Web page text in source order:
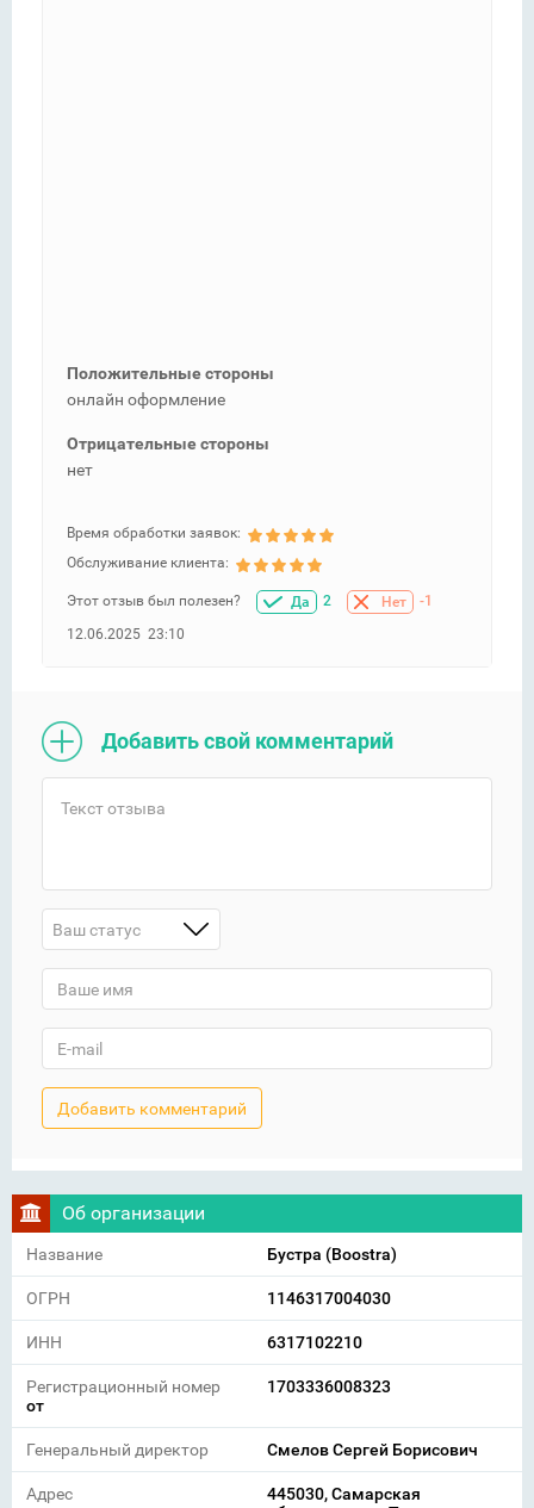
Положительные стороны
онлайн оформление
Отрицательные стороны
нет
Время обработки заявок:
Обслуживание клиента:
Этот отзыв был полезен? Да 2 Нет
-1
12.06.2025 23:10
Добавить свой комментарий
Ваш статус
Об организации
Название Бустра (Boostra)
ОГРН 1146317004030
ИНН 6317102210
Регистрационный номер
1703336008323
от
Генеральный директор Смелов Сергей Борисович
Адрес
445030, Самарская